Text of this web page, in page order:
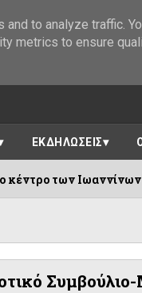
ΕΚΔΗΛΩΣΕΙΣ
το
to analyze traffic.
metrics to ensure